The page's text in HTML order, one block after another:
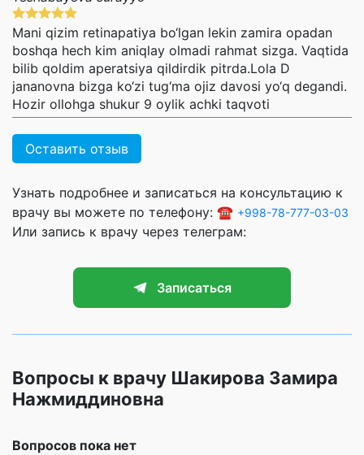
Mani qizim retinapatiya bo‘lgan lekin zamira opadan
boshqa hech kim aniqlay olmadi rahmat sizga. Vaqtida
bilib qoldim aperatsiya qildirdik pitrda.Lola D
jananovna bizga ko‘zi tug‘ma ojiz davosi yo‘q degandi.
Hozir ollohga shukur 9 oylik achki taqvoti
Оставить отзыв
Узнать подробнее и записаться на консультацию к
врачу вы можете по телефону: ☎️ +998-78-777-03-03
Или запись к врачу через телеграм:
Записаться
Вопросы к врачу Шакирова Замира
Нажмиддиновна
Вопросов пока нет